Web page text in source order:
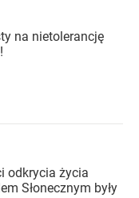
na nietolerancję
odkrycia życia
Słonecznym były